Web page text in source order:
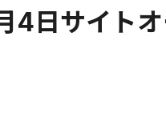
4日サイト